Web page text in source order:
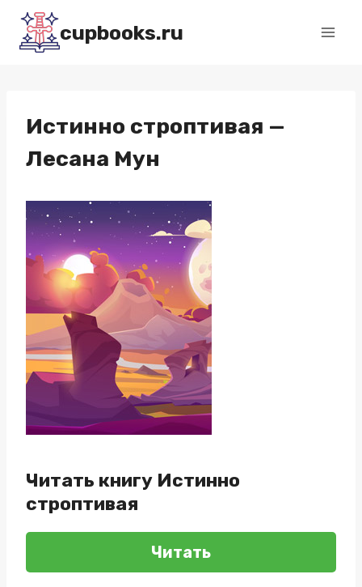
Перейти
содержимому
cupbooks.ru
Истинно строптивая —
Лесана Мун
Читать книгу Истинно
строптивая
Читать